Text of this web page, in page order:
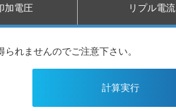
加電圧 リプル電流
れませんのでご注意下さい。
計算実行